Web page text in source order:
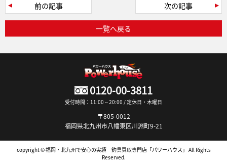
前の記事
一覧へ戻る
次の記事
0120-00-3811
受付時間：11:00～20:00 / 定休日・木曜日
〒805-0012
福岡県北九州市八幡東区川淵町9-21
copyright © 福岡・北九州で安心の実績 釣具買取専門店「パワーハウス」 All Rights
Reserved.